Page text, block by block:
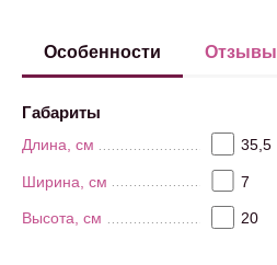
Особенности Отзывы
Габариты
Длина, см 35,5
Ширина, см 7
Высота, см 20